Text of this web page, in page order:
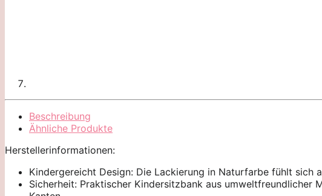
Beschreibung
Ähnliche Produkte
Herstellerinformationen:
Kindergereicht Design: Die Lackierung in Naturfarbe fühlt sich
Sicherheit: Praktischer Kindersitzbank aus umweltfreundlicher